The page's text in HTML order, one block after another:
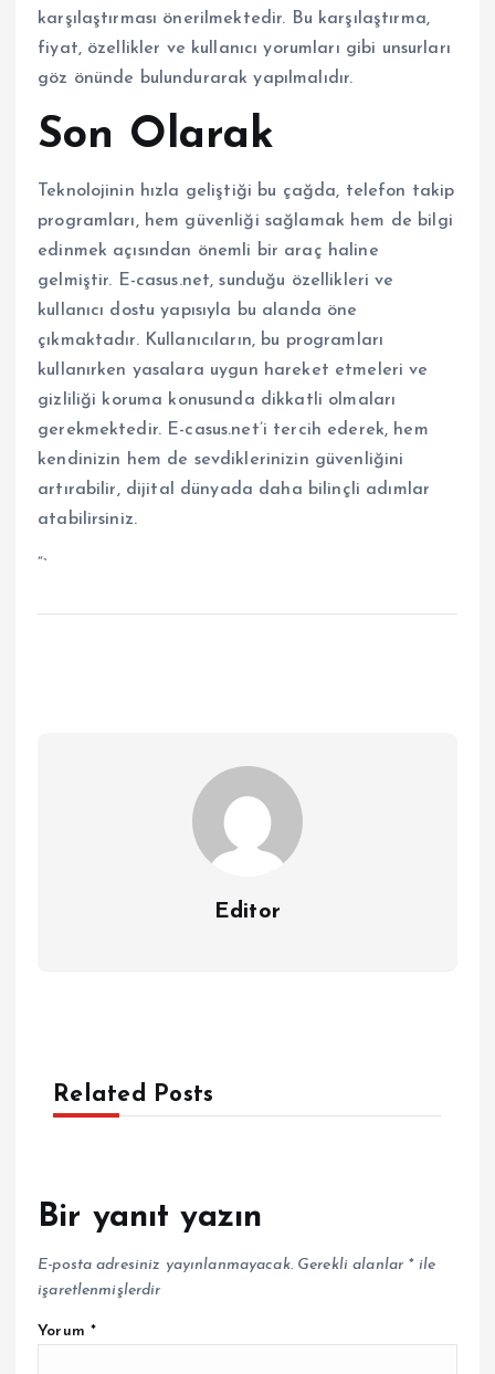
karşılaştırması önerilmektedir. Bu karşılaştırma,
fiyat, özellikler ve kullanıcı yorumları gibi unsurları
göz önünde bulundurarak yapılmalıdır.
Son Olarak
Teknolojinin hızla geliştiği bu çağda, telefon takip
programları, hem güvenliği sağlamak hem de bilgi
edinmek açısından önemli bir araç haline
gelmiştir. E-casus.net, sunduğu özellikleri ve
kullanıcı dostu yapısıyla bu alanda öne
çıkmaktadır. Kullanıcıların, bu programları
kullanırken yasalara uygun hareket etmeleri ve
gizliliği koruma konusunda dikkatli olmaları
gerekmektedir. E-casus.net’i tercih ederek, hem
kendinizin hem de sevdiklerinizin güvenliğini
artırabilir, dijital dünyada daha bilinçli adımlar
atabilirsiniz.
“`
Editor
Related Posts
Bir yanıt yazın
E-posta adresiniz yayınlanmayacak. Gerekli alanlar *ile
işaretlenmişlerdir
Yorum *